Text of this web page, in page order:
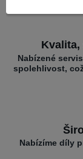
Nabízené
spolehlivost,
Nabízíme díly